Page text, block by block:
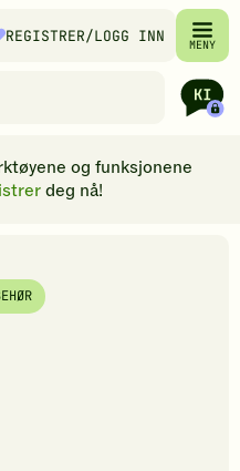
REGISTRER/LOGG INN MENY
og funksjonene
deg nå!